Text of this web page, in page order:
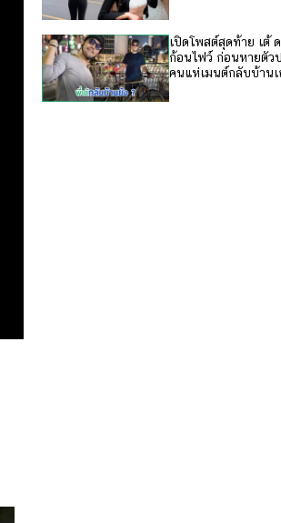
เปิดโพสต์สุดท้าย เต้
ก้อนไฟว์ ก่อนหายตัว
คนแห่เมนต์กลับบ้านเ